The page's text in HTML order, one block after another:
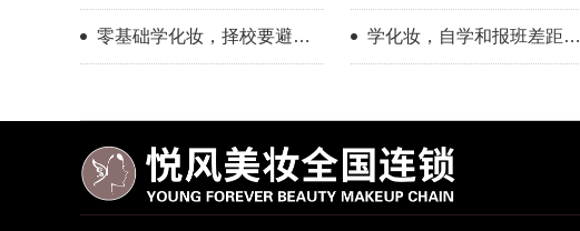
找学校？过来人分享择校心
得
新手择校干货分享
零基础学化妆，择校要避开
哪些误区？
学化妆，自学和报班差距到
底有多大？